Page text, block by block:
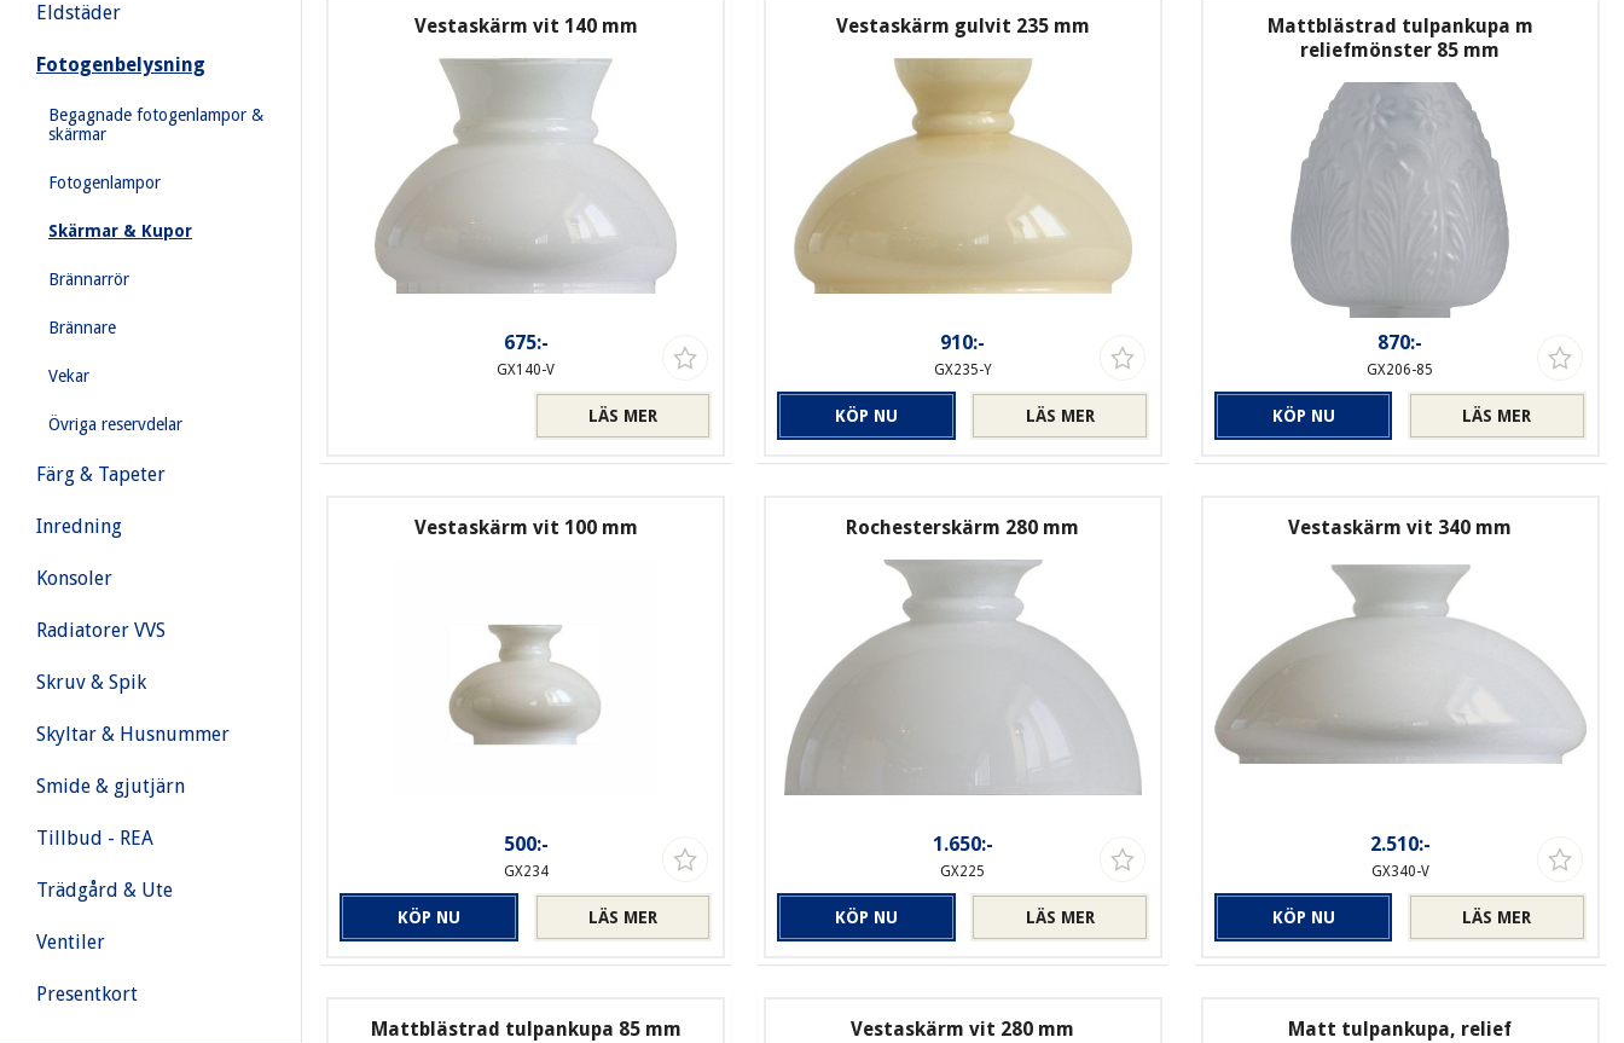
Eldstäder
Fotogenbelysning
Begagnade fotogenlampor &
skärmar
Fotogenlampor
Skärmar & Kupor
Brännarrör
Brännare
Vekar
Övriga reservdelar
Färg & Tapeter
Inredning
Konsoler
Radiatorer VVS
Skruv & Spik
Skyltar & Husnummer
Smide & gjutjärn
Tillbud - REA
Trädgård & Ute
Ventiler
Presentkort
Vestaskärm vit 140 mm
675:-
GX140-V
LÄS MER
Vestaskärm gulvit 235 mm
910:-
GX235-Y
LÄS MER
KÖP NU
Mattblästrad tulpankupa m
reliefmönster 85 mm
870:-
GX206-85
LÄS MER
KÖP NU
Vestaskärm vit 100 mm
500:-
GX234
LÄS MER
KÖP NU
Rochesterskärm 280 mm
1.650:-
GX225
LÄS MER
KÖP NU
Vestaskärm vit 340 mm
2.510:-
GX340-V
LÄS MER
KÖP NU
Mattblästrad tulpankupa 85 mm Vestaskärm vit 280 mm Matt tulpankupa, relief